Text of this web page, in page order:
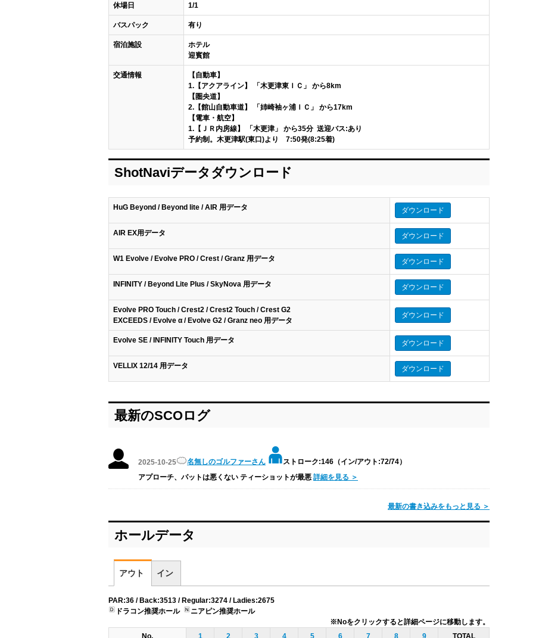
休場日 1/1
バスパック 有り
宿泊施設
ホテル
迎賓館
交通情報
【自動車】
1.【アクアライン】 「木更津東ＩＣ」 から8km
【圏央道】
2.【館山自動車道】 「姉崎袖ヶ浦ＩＣ」 から17km
【電車・航空】
1.【ＪＲ内房線】 「木更津」 から35分 送迎バス:あり
予約制。木更津駅(東口)より 7:50発(8:25着)
ShotNaviデータダウンロード
HuG Beyond / Beyond lite / AIR 用データ ダウンロード
AIR EX用データ ダウンロード
W1 Evolve / Evolve PRO / Crest / Granz 用データ ダウンロード
INFINITY / Beyond Lite Plus / SkyNova 用データ ダウンロード
Evolve PRO Touch / Crest2 / Crest2 Touch / Crest G2
EXCEEDS / Evolve α / Evolve G2 / Granz neo 用データ
ダウンロード
Evolve SE / INFINITY Touch 用データ ダウンロード
VELLIX 12/14 用データ ダウンロード
最新のSCOログ
2025-10-25 名無しのゴルファーさん
ストローク:146（イン/アウト:72/74）
アプローチ、パットは悪くない ティーショットが最悪 詳細を見る ＞
最新の書き込みをもっと見る ＞
ホールデータ
アウト イン
PAR:36 / Back:3513 / Regular:3274 / Ladies:2675
ドラコン推奨ホール
ニアピン推奨ホール
※Noをクリックすると詳細ページに移動します。
No.
1 2 3 4 5 6 7 8 9 TOTAL